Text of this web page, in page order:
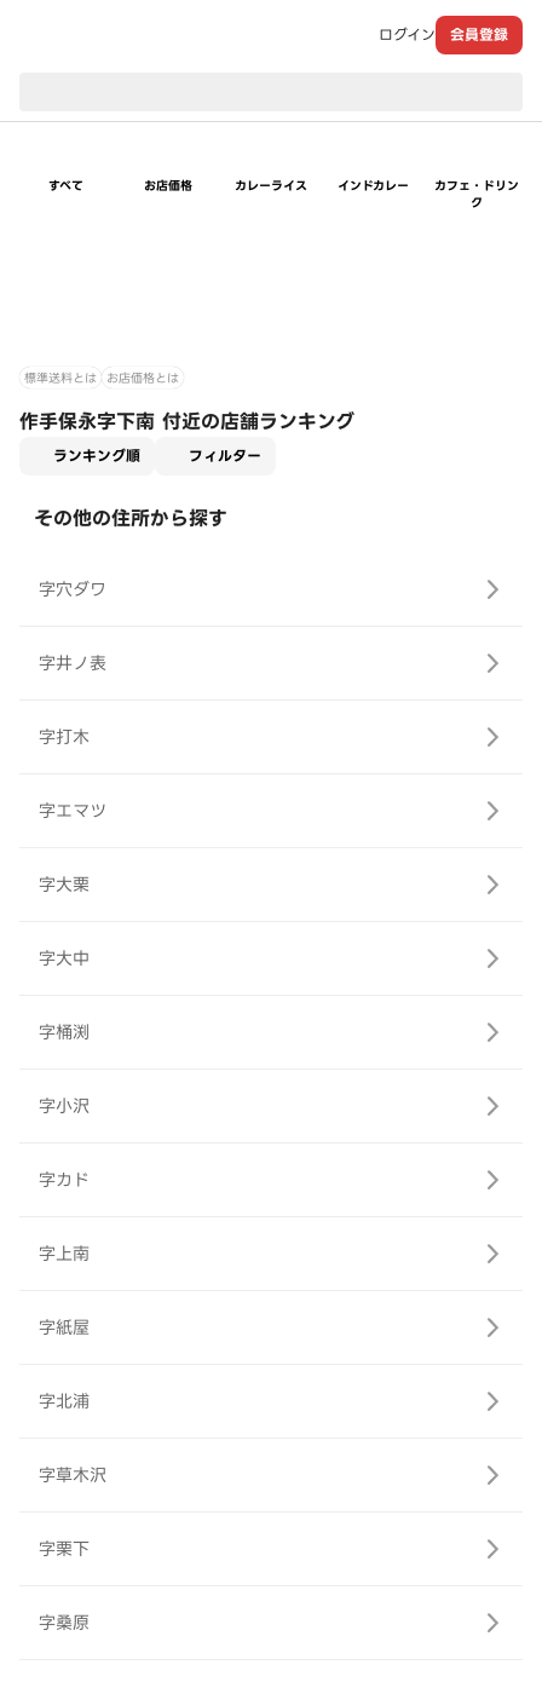
ログイン 会員登録
すべて お店価格 カレーライス インドカレー
カフェ・ドリン
ク
標準送料とは お店価格とは
作手保永字下南 付近の店舗ランキング
ランキング順 フィルター
その他の住所から探す
字穴ダワ
字井ノ表
字打木
字エマツ
字大栗
字大中
字桶渕
字小沢
字カド
字上南
字紙屋
字北浦
字草木沢
字栗下
字桑原